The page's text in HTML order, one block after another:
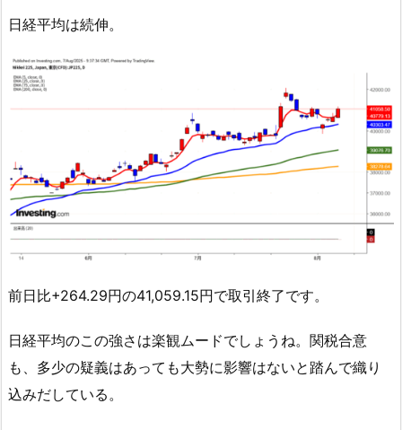
日経平均は続伸。
前日比+264.29円の41,059.15円で取引終了です。
日経平均のこの強さは楽観ムードでしょうね。関税合意
も、多少の疑義はあっても大勢に影響はないと踏んで織り
込みだしている。